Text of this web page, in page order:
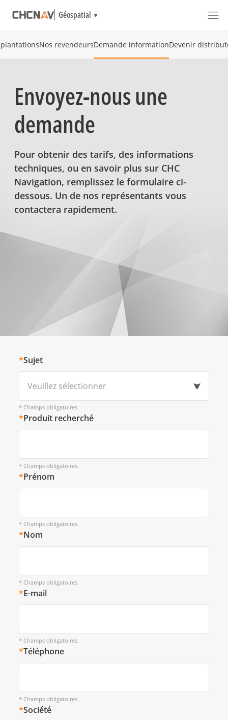
Géospatial
Nos revendeursDemande informationDevenir
Envoyez-nous une
demande
Pour obtenir des tarifs, des informations
techniques, ou en savoir plus sur CHC
Navigation, remplissez le formulaire ci-
dessous. Un de nos représentants vous
contactera rapidement.
*Sujet
Veuillez sélectionner
* Champs obligatoires.
*Produit recherché
* Champs obligatoires.
*Prénom
* Champs obligatoires.
*Nom
* Champs obligatoires.
*E-mail
* Champs obligatoires.
*Téléphone
* Champs obligatoires.
*Société